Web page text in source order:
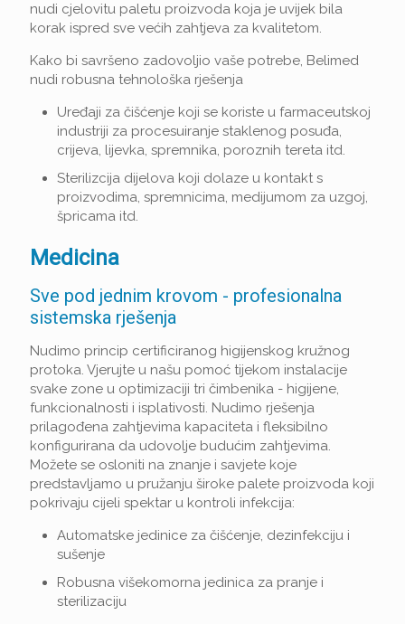
nudi cjelovitu paletu proizvoda koja je uvijek bila
korak ispred sve većih zahtjeva za kvalitetom.
Kako bi savršeno zadovoljio vaše potrebe, Belimed
nudi robusna tehnološka rješenja
Uređaji za čišćenje koji se koriste u farmaceutskoj
industriji za procesuiranje staklenog posuđa,
crijeva, lijevka, spremnika, poroznih tereta itd.
Sterilizcija dijelova koji dolaze u kontakt s
proizvodima, spremnicima, medijumom za uzgoj,
špricama itd.
Medicina
Sve pod jednim krovom - profesionalna
sistemska rješenja
Nudimo princip certificiranog higijenskog kružnog
protoka. Vjerujte u našu pomoć tijekom instalacije
svake zone u optimizaciji tri čimbenika - higijene,
funkcionalnosti i isplativosti. Nudimo rješenja
prilagođena zahtjevima kapaciteta i fleksibilno
konfigurirana da udovolje budućim zahtjevima.
Možete se osloniti na znanje i savjete koje
predstavljamo u pružanju široke palete proizvoda koji
pokrivaju cijeli spektar u kontroli infekcija:
Automatske jedinice za čišćenje, dezinfekciju i
sušenje
Robusna višekomorna jedinica za pranje i
sterilizaciju